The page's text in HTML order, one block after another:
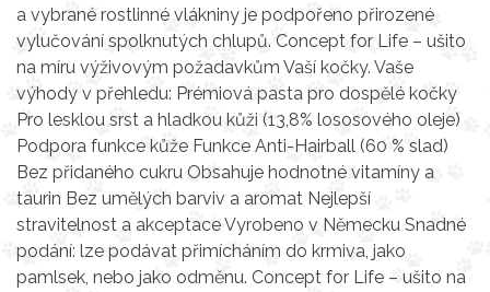
a vybrané rostlinné vlákniny je podpořeno přirozené
vylučování spolknutých chlupů. Concept for Life – ušito
na míru výživovým požadavkům Vaší kočky. Vaše
výhody v přehledu: Prémiová pasta pro dospělé kočky
Pro lesklou srst a hladkou kůži (13,8% lososového oleje)
Podpora funkce kůže Funkce Anti-Hairball (60 % slad)
Bez přidaného cukru Obsahuje hodnotné vitamíny a
taurin Bez umělých barviv a aromat Nejlepší
stravitelnost a akceptace Vyrobeno v Německu Snadné
podání: lze podávat přimícháním do krmiva, jako
pamlsek, nebo jako odměnu. Concept for Life – ušito na